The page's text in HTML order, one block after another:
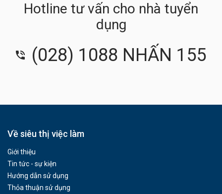
Hotline tư vấn cho nhà tuyển
dụng
(028) 1088 NHẤN 155
Về siêu thị việc làm
Giới thiệu
Tin tức - sự kiện
Hướng dẫn sử dụng
Thỏa thuận sử dụng